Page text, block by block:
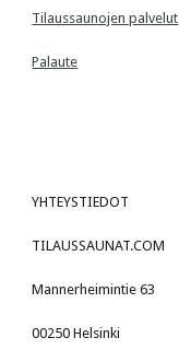
Tilaussaunojen palvelut
Palaute
YHTEYSTIEDOT
TILAUSSAUNAT.COM
Mannerheimintie 63
00250 Helsinki